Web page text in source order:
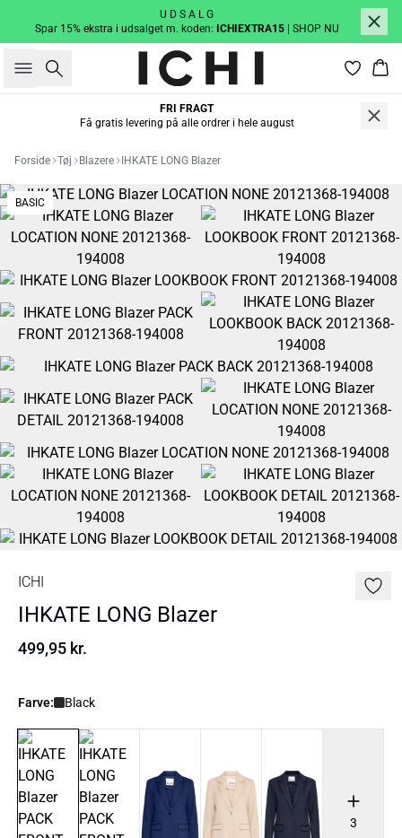
U D S A L G
Spar 15% ekstra i udsalget m. koden: ICHIEXTRA15| SHOP NU
Søg
FRI FRAGT
Få gratis levering på alle ordrer i hele august
Forside Tøj Blazere IHKATE LONG Blazer
BASIC
ICHI
IHKATE LONG Blazer
499,95 kr.
Farve: Black
3